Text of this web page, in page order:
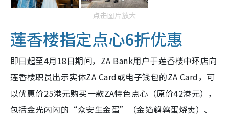
点击图片放大
莲香楼指定点心6折优惠
即日起至4月18日期间，ZA Bank用户于莲香楼中环店向
莲香楼职员出示实体ZA Card或电子钱包的ZA Card，可
以优惠价25港元购买一款ZA特色点心（原价42港元），
包括金光闪闪的“众安生金蛋”（金箔鹌鹑蛋烧卖）、